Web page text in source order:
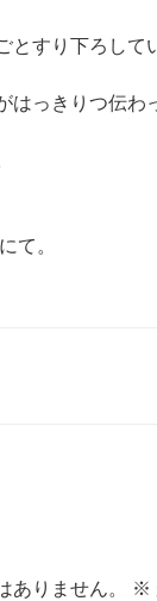
とすり下ろして
はっきりつ伝わ
て。
ありません。 ※